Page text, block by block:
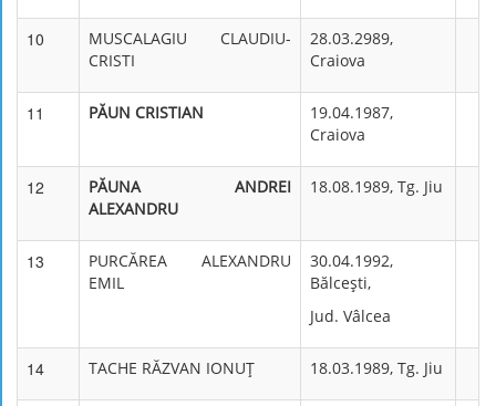
10
MUSCALAGIU CLAUDIU-
CRISTI
28.03.2989,
Craiova
11 PĂUN CRISTIAN
19.04.1987,
Craiova
12
PĂUNA ANDREI
ALEXANDRU
18.08.1989, Tg. Jiu
13
PURCĂREA ALEXANDRU
EMIL
30.04.1992,
Bălceşti,
Jud. Vâlcea
14 TACHE RĂZVAN IONUŢ 18.03.1989, Tg. Jiu